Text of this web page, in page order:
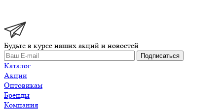
Будьте в курсе наших акций и новостей
Подписаться
Каталог
Акции
Оптовикам
Бренды
Компания